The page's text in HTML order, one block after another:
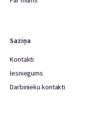
Saziņa
Kontakti
Iesniegums
Darbinieku kontakti